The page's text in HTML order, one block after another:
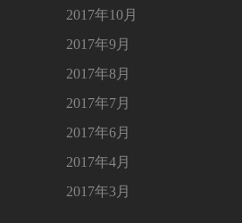
2017年10月
2017年9月
2017年8月
2017年7月
2017年6月
2017年4月
2017年3月